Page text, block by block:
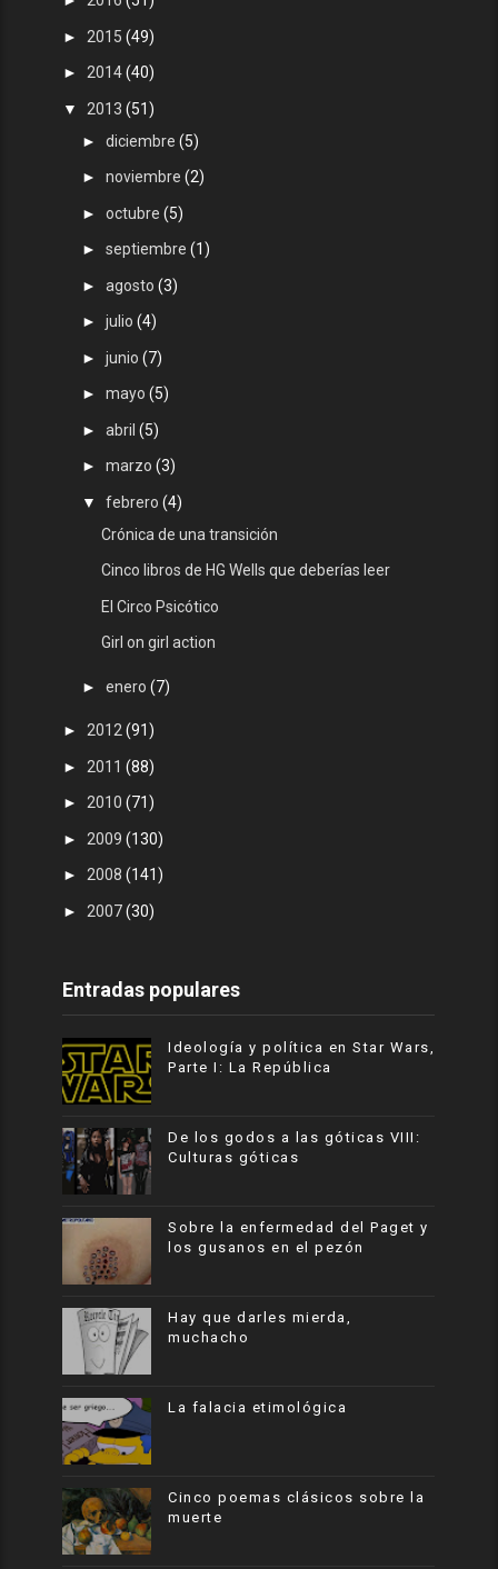
► 2015(49)
► 2014(40)
▼ 2013(51)
►diciembre(5)
►noviembre(2)
►octubre(5)
►septiembre(1)
►agosto(3)
►julio(4)
►junio(7)
►mayo(5)
►abril(5)
►marzo(3)
▼febrero(4)
Crónica de una transición
Cinco libros de HG Wells que deberías leer
El Circo Psicótico
Girl on girl action
►enero(7)
► 2012(91)
► 2011(88)
► 2010(71)
► 2009(130)
► 2008(141)
► 2007(30)
Entradas populares
Ideología y política en Star Wars,
Parte I: La República
De los godos a las góticas VIII:
Culturas góticas
Sobre la enfermedad del Paget y
los gusanos en el pezón
Hay que darles mierda,
muchacho
La falacia etimológica
Cinco poemas clásicos sobre la
muerte